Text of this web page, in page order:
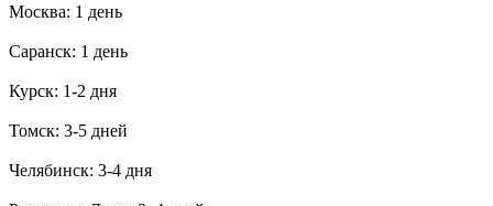
Москва: 1 день
Саранск: 1 день
Курск: 1-2 дня
Томск: 3-5 дней
Челябинск: 3-4 дня